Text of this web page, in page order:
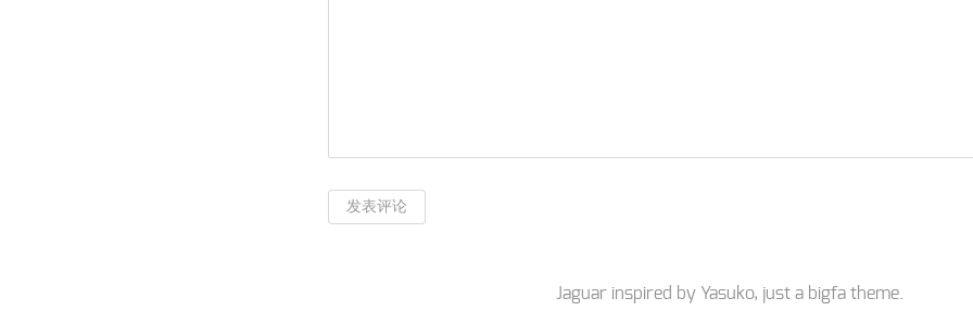
Jaguar inspired by Yasuko, just a bigfa theme.